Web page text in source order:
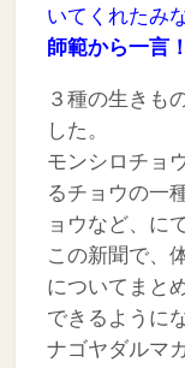
いてくれたみ
師範から一言！
３種の生きも
した。
モンシロチョ
るチョウの一
ョウなど、に
この新聞で、
についてまと
できるように
ナゴヤダルマ